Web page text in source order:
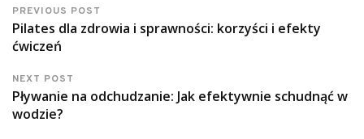
PREVIOUS POST
Pilates dla zdrowia i sprawności: korzyści i efekty
ćwiczeń
NEXT POST
Pływanie na odchudzanie: Jak efektywnie schudnąć w
wodzie?